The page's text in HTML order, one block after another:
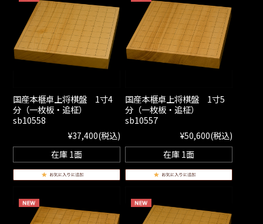
国産本榧卓上将棋盤 1寸4
分（一枚板・追柾）
sb10558
¥37,400(税込)
在庫 1面
国産本榧卓上将棋盤 1寸5
分（一枚板・追柾）
sb10557
¥50,600(税込)
在庫 1面